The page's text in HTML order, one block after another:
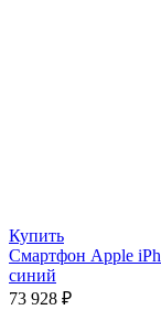
Купить
Смартфон Apple
синий
73 928 ₽